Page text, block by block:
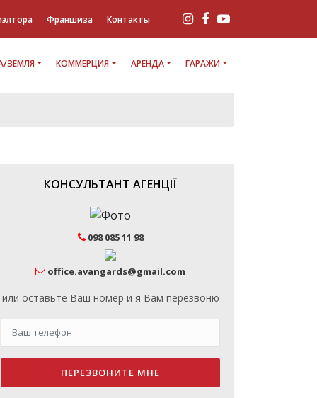
Франшиза Контакты
ЗЕМЛЯ КОММЕРЦИЯ АРЕНДА ГАРАЖИ
КОНСУЛЬТАНТ АГЕНЦІЇ
098 085 11 98
office.avangards@gmail.com
или оставьте Ваш номер и я Вам перезвоню
ПЕРЕЗВОНИТЕ МНЕ